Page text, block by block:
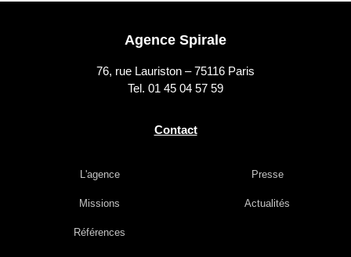
Agence Spirale
76, rue Lauriston – 75116 Paris
Tel. 01 45 04 57 59
Contact
L'agence
Missions
Références
Presse
Actualités